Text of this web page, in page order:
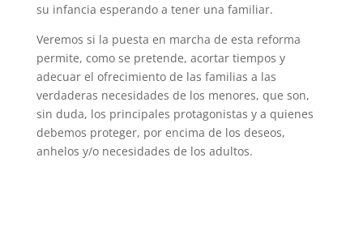
su infancia esperando a tener una familiar.
Veremos si la puesta en marcha de esta reforma
permite, como se pretende, acortar tiempos y
adecuar el ofrecimiento de las familias a las
verdaderas necesidades de los menores, que son,
sin duda, los principales protagonistas y a quienes
debemos proteger, por encima de los deseos,
anhelos y/o necesidades de los adultos.